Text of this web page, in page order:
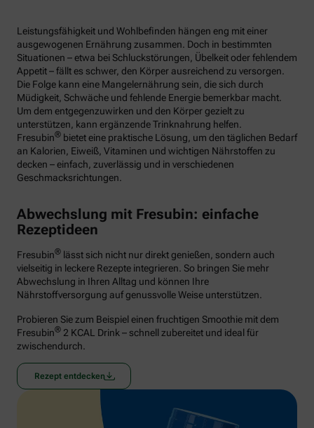
Leistungsfähigkeit und Wohlbefinden hängen eng mit einer
ausgewogenen Ernährung zusammen. Doch in bestimmten
Situationen – etwa bei Schluckstörungen, Übelkeit oder fehlendem
Appetit – fällt es schwer, den Körper ausreichend zu versorgen.
Die Folge kann eine Mangelernährung sein, die sich durch
Müdigkeit, Schwäche und fehlende Energie bemerkbar macht.
Um dem entgegenzuwirken und den Körper gezielt zu
unterstützen, kann ergänzende Trinknahrung helfen.
Fresubin® bietet eine praktische Lösung, um den täglichen Bedarf
an Kalorien, Eiweiß, Vitaminen und wichtigen Nährstoffen zu
decken – einfach, zuverlässig und in verschiedenen
Geschmacksrichtungen.
Abwechslung mit Fresubin: einfache
Rezeptideen
Fresubin® lässt sich nicht nur direkt genießen, sondern auch
vielseitig in leckere Rezepte integrieren. So bringen Sie mehr
Abwechslung in Ihren Alltag und können Ihre
Nährstoffversorgung auf genussvolle Weise unterstützen.
Probieren Sie zum Beispiel einen fruchtigen Smoothie mit dem
Fresubin® 2 KCAL Drink – schnell zubereitet und ideal für
zwischendurch.
Rezept entdecken